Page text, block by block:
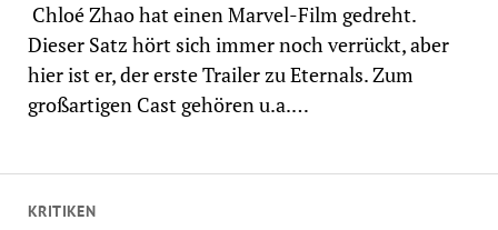
KRITIKEN
Chloé Zhao hat einen Marvel-Film gedreht.
Dieser Satz hört sich immer noch verrückt, aber
hier ist er, der erste Trailer zu Eternals. Zum
großartigen Cast gehören u.a.…